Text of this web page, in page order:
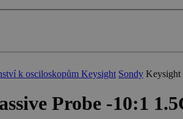
k osciloskopům Keysight Sondy Keysight
Probe -10:1